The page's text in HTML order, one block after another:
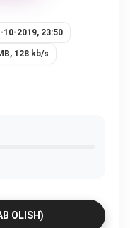
10-2019, 23:50
128 kb/s
OLISH)